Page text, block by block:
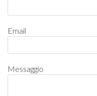
Email
Messaggio